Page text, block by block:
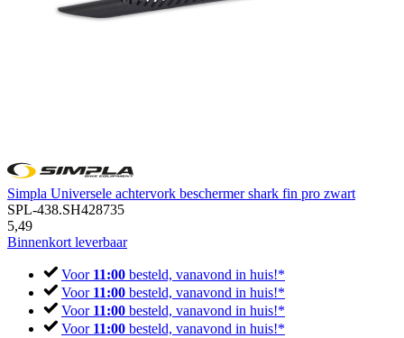
Simpla Universele achtervork beschermer shark fin pro zwart
SPL-438.SH428735
5,49
Binnenkort leverbaar
Voor 11:00 besteld, vanavond in huis!*
Voor 11:00 besteld, vanavond in huis!*
Voor 11:00 besteld, vanavond in huis!*
Voor 11:00 besteld, vanavond in huis!*